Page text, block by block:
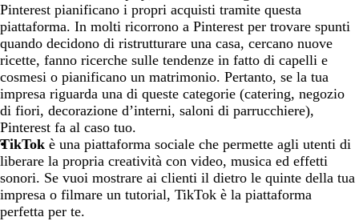
Pinterest pianificano i propri acquisti tramite questa
piattaforma. In molti ricorrono a Pinterest per trovare spunti
quando decidono di ristrutturare una casa, cercano nuove
ricette, fanno ricerche sulle tendenze in fatto di capelli e
cosmesi o pianificano un matrimonio. Pertanto, se la tua
impresa riguarda una di queste categorie (catering, negozio
di fiori, decorazione d’interni, saloni di parrucchiere),
Pinterest fa al caso tuo.
TikTok è una piattaforma sociale che permette agli utenti di
liberare la propria creatività con video, musica ed effetti
sonori. Se vuoi mostrare ai clienti il dietro le quinte della tua
impresa o filmare un tutorial, TikTok è la piattaforma
perfetta per te.